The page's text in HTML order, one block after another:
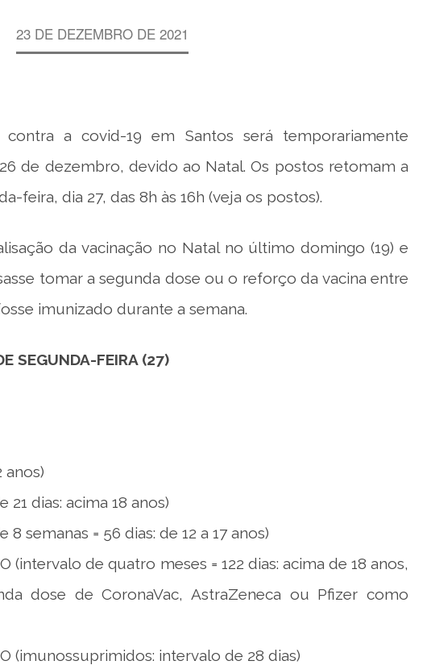
23 DE DEZEMBRO DE 2021
contra a covid-19 em Santos será temporariamente
de dezembro, devido ao Natal. Os postos retomam a
feira, dia 27, das 8h às 16h (veja os postos).
da vacinação no Natal no último domingo (19) e
tomar a segunda dose ou o reforço da vacina entre
imunizado durante a semana.
SEGUNDA-FEIRA (27)
anos)
21 dias: acima 18 anos)
8 semanas = 56 dias: de 12 a 17 anos)
(intervalo de quatro meses = 122 dias: acima de 18 anos,
dose de CoronaVac, AstraZeneca ou Pfizer como
(imunossuprimidos: intervalo de 28 dias)